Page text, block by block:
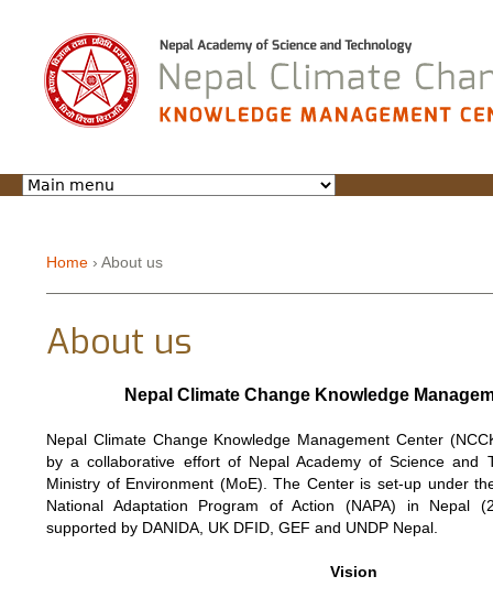
You are here
Home › About us
About us
Nepal Climate Change Knowledge
Nepal Climate Change Knowledge Management Center
by a collaborative effort of Nepal Academy of Science and
Ministry of Environment (MoE). The Center is set-up under
National Adaptation Program of Action (NAPA) in Nepal
supported by DANIDA, UK DFID, GEF and UNDP Nepal.
Vision